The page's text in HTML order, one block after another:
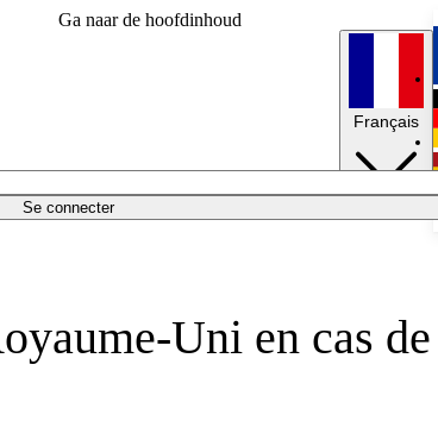
Ga naar de hoofdinhoud
Se connecter
Français
Uni en cas